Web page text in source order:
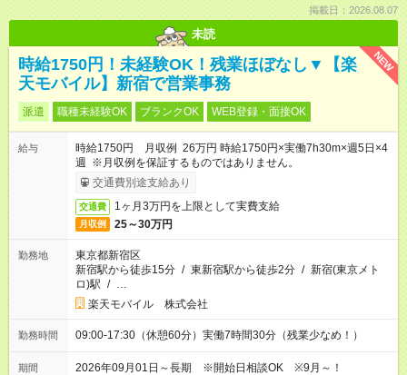
掲載日：2026.08.07
未読
NEW
時給1750円！未経験OK！残業ほぼなし▼【楽
天モバイル】新宿で営業事務
派遣 職種未経験OK ブランクOK WEB登録・面接OK
給与
時給1750円 月収例 26万円 時給1750円×実働7h30m×週5日×4
週 ※月収例を保証するものではありません。
交通費別途支給あり
交通費 1ヶ月3万円を上限として実費支給
月収例 25～30万円
勤務地
東京都新宿区
新宿駅から徒歩15分 / 東新宿駅から徒歩2分 / 新宿(東京メト
ロ)駅 / …
楽天モバイル 株式会社
勤務時間 09:00-17:30（休憩60分）実働7時間30分（残業少なめ！）
期間 2026年09月01日～長期 ※開始日相談OK ※9月～！